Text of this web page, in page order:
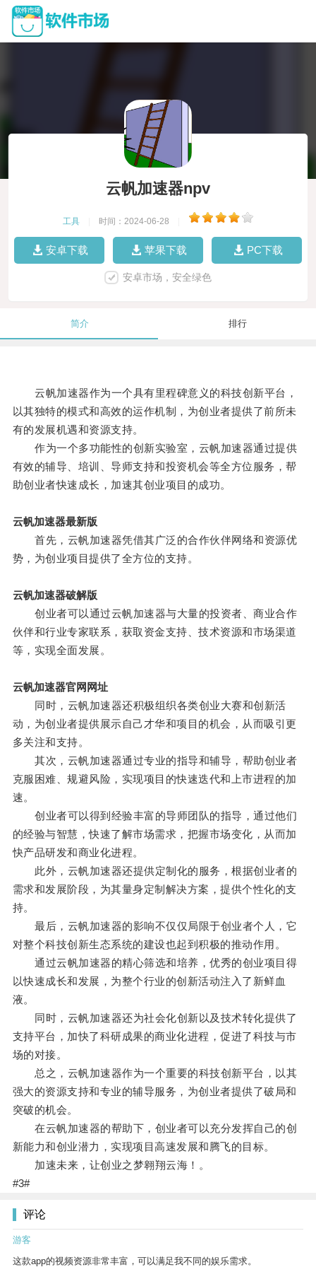
云帆加速器npv
工具 时间：2024-06-28
安卓下载 苹果下载 PC下载
安卓市场，安全绿色
简介 排行
云帆加速器作为一个具有里程碑意义的科技创新平台，
以其独特的模式和高效的运作机制，为创业者提供了前所未
有的发展机遇和资源支持。
作为一个多功能性的创新实验室，云帆加速器通过提供
有效的辅导、培训、导师支持和投资机会等全方位服务，帮
助创业者快速成长，加速其创业项目的成功。
云帆加速器最新版
首先，云帆加速器凭借其广泛的合作伙伴网络和资源优
势，为创业项目提供了全方位的支持。
云帆加速器破解版
创业者可以通过云帆加速器与大量的投资者、商业合作
伙伴和行业专家联系，获取资金支持、技术资源和市场渠道
等，实现全面发展。
云帆加速器官网网址
同时，云帆加速器还积极组织各类创业大赛和创新活
动，为创业者提供展示自己才华和项目的机会，从而吸引更
多关注和支持。
其次，云帆加速器通过专业的指导和辅导，帮助创业者
克服困难、规避风险，实现项目的快速迭代和上市进程的加
速。
创业者可以得到经验丰富的导师团队的指导，通过他们
的经验与智慧，快速了解市场需求，把握市场变化，从而加
快产品研发和商业化进程。
此外，云帆加速器还提供定制化的服务，根据创业者的
需求和发展阶段，为其量身定制解决方案，提供个性化的支
持。
最后，云帆加速器的影响不仅仅局限于创业者个人，它
对整个科技创新生态系统的建设也起到积极的推动作用。
通过云帆加速器的精心筛选和培养，优秀的创业项目得
以快速成长和发展，为整个行业的创新活动注入了新鲜血
液。
同时，云帆加速器还为社会化创新以及技术转化提供了
支持平台，加快了科研成果的商业化进程，促进了科技与市
场的对接。
总之，云帆加速器作为一个重要的科技创新平台，以其
强大的资源支持和专业的辅导服务，为创业者提供了破局和
突破的机会。
在云帆加速器的帮助下，创业者可以充分发挥自己的创
新能力和创业潜力，实现项目高速发展和腾飞的目标。
加速未来，让创业之梦翱翔云海！。
#3#
评论
游客
这款app的视频资源非常丰富，可以满足我不同的娱乐需求。